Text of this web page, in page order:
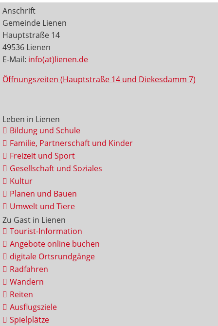
Anschrift
Gemeinde Lienen
Hauptstraße 14
49536 Lienen
E-Mail: info(at)lienen.de
Öffnungszeiten (Hauptstraße 14 und Diekesdamm 7)
Leben in Lienen
Bildung und Schule
Familie, Partnerschaft und Kinder
Freizeit und Sport
Gesellschaft und Soziales
Kultur
Planen und Bauen
Umwelt und Tiere
Zu Gast in Lienen
Tourist-Information
Angebote online buchen
digitale Ortsrundgänge
Radfahren
Wandern
Reiten
Ausflugsziele
Spielplätze